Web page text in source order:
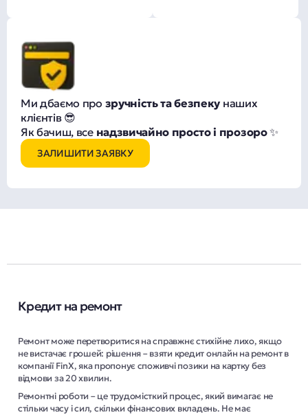
Ми дбаємо про зручність та безпеку наших
клієнтів 😎
Як бачиш, все надзвичайно просто і прозоро✨
ЗАЛИШИТИ ЗАЯВКУ
Кредит на ремонт
Ремонт може перетворитися на справжнє стихійне лихо, якщо
не вистачає грошей: рішення – взяти кредит онлайн на ремонт в
компанії FinX, яка пропонує споживчі позики на картку без
відмови за 20 хвилин.
Ремонтні роботи – це трудомісткий процес, який вимагає не
стільки часу і сил, скільки фінансових вкладень. Не має